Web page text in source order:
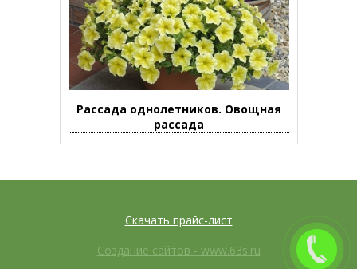
Рассада однолетников. Овощная
рассада
Скачать прайс-лист
Создание сайтов - www.63s.ru